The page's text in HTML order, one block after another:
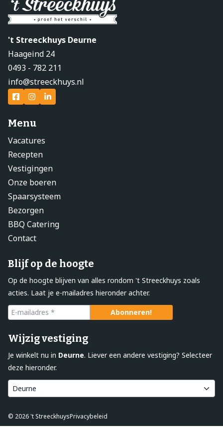
't Streeckhuys Deurne
Haageind 24
0493 - 782 211
info@streeckhuys.nl
Menu
Vacatures
Recepten
Vestigingen
Onze boeren
Spaarsysteem
Bezorgen
BBQ Catering
Contact
Blijf op de hoogte
Op de hoogte blijven van alles rondom 't Streeckhuys zoals
acties. Laat je e-mailadres hieronder achter.
Wijzig vestiging
Je winkelt nu in Deurne. Liever een andere vestiging? Selecteer
deze hieronder.
© 2026 't StreeckhuysPrivacybeleid